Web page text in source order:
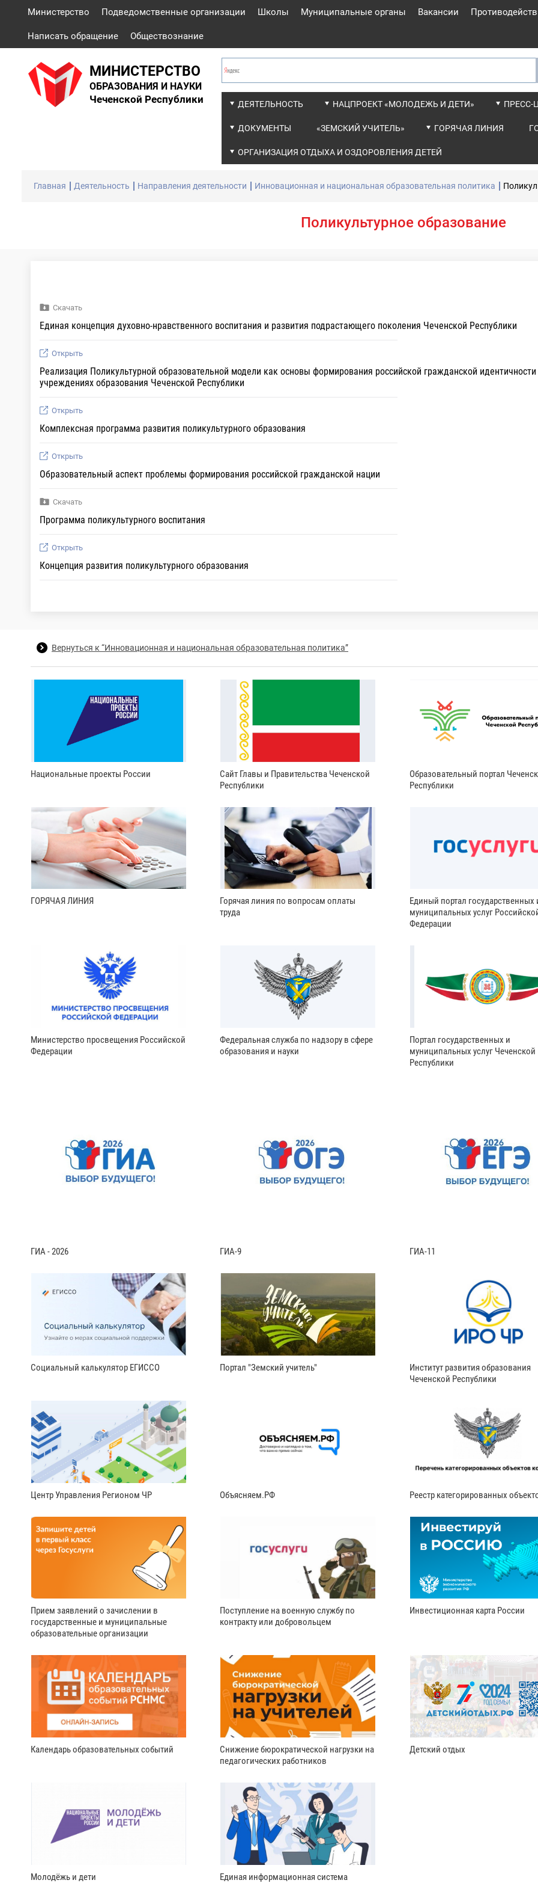
Министерство Подведомственные организации Школы Муниципальные органы Вакансии
Написать обращение Обществознание
МИНИСТЕРСТВО
ОБРАЗОВАНИЯ И НАУКИ
Чеченской Республики ДЕЯТЕЛЬНОСТЬ НАЦПРОЕКТ «МОЛОДЕЖЬ И ДЕТИ» ПРЕСС-
ДОКУМЕНТЫ «ЗЕМСКИЙ УЧИТЕЛЬ» ГОРЯЧАЯ ЛИНИЯ
ОРГАНИЗАЦИЯ ОТДЫХА И ОЗДОРОВЛЕНИЯ ДЕТЕЙ
Главная Деятельность Направления деятельности Инновационная и национальная образовательная политика
Поликультурное образование
Скачать
Единая концепция духовно-нравственного воспитания и развития подрастающего поколения Чеченской Республики
Открыть
Реализация Поликультурной образовательной модели как основы формирования российской гражданской
учреждениях образования Чеченской Республики
Открыть
Комплексная программа развития поликультурного образования
Открыть
Образовательный аспект проблемы формирования российской гражданской нации
Скачать
Программа поликультурного воспитания
Открыть
Концепция развития поликультурного образования
Вернуться к “Инновационная и национальная образовательная политика”
Национальные проекты России
Сайт Главы и Правительства Чеченской
Республики
Образовательный портал
Республики
ГОРЯЧАЯ ЛИНИЯ
Горячая линия по вопросам оплаты
труда
Единый портал государственных
муниципальных услуг
Федерации
Министерство просвещения Российской
Федерации
Федеральная служба по надзору в сфере
образования и науки
Портал государственных и
муниципальных услуг Чеченской
Республики
ГИА - 2026 ГИА-9 ГИА-11
Социальный калькулятор ЕГИССО Портал "Земский учитель"
Институт развития образования
Чеченской Республики
Центр Управления Регионом ЧР Объясняем.РФ Реестр категорированных
Прием заявлений о зачислении в
государственные и муниципальные
образовательные организации
Поступление на военную службу по
контракту или добровольцем
Инвестиционная карта России
Календарь образовательных событий
Снижение бюрократической нагрузки на
педагогических работников
Детский отдых
Молодёжь и дети
Единая информационная система